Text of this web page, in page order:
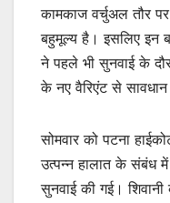
कामकाज वर्चुअल तौर
बहुमूल्य है। इसलिए इन
ने पहले भी सुनवाई के
के नए वैरिएंट से
सोमवार को पटना
उत्पन्न हालात के संबंध में
सुनवाई की गई।